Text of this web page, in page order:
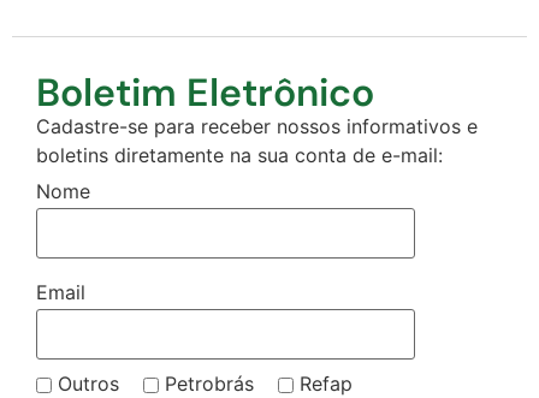
Boletim Eletrônico
Cadastre-se para receber nossos informativos e
boletins diretamente na sua conta de e-mail:
Nome
Email
Outros Petrobrás
Refap